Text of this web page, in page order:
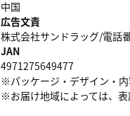
中国
広告文責
株式会社サンドラッグ/電話
JAN
4971275649477
※パッケージ・デザイン・
※お届け地域によっては、